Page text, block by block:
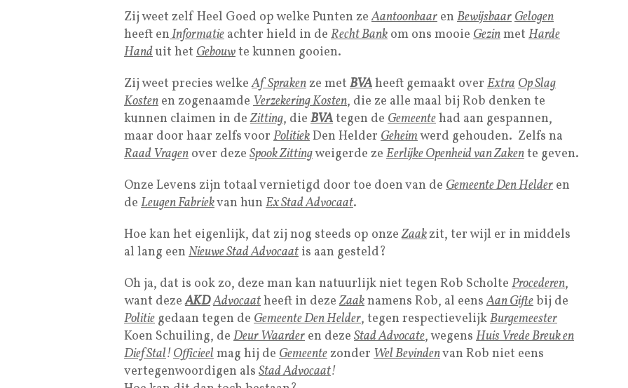
Zij weet zelf Heel Goed op welke Punten zeAantoonbaar en BewijsbaarGelogen
heeft enInformatie achter hield in de Recht Bank om ons mooie Gezinmet Harde
Handuit het Gebouwte kunnen gooien.
Zij weet precies welkeAf Sprakenze met BVAheeft gemaakt over ExtraOp Slag
Kosten en zogenaamde Verzekering Kosten, die ze alle maal bij Rob denken te
kunnen claimen in deZitting, die BVAtegen de Gemeentehad aan gespannen,
maar door haar zelfs voor PolitiekDen Helder Geheimwerd gehouden. Zelfs na
Raad Vragen over deze Spook Zittingweigerde ze Eerlijke Openheid van Zakente geven.
Onze Levens zijn totaal vernietigd door toe doen van de Gemeente Den Helder en
de Leugen Fabriekvan hun Ex Stad Advocaat.
Hoe kan het eigenlijk, dat zij nog steeds op onzeZaakzit, ter wijl er in middels
al lang een Nieuwe Stad Advocaat is aan gesteld?
Oh ja, dat is ook zo, deze man kan natuurlijk niet tegen Rob Scholte Procederen,
want dezeAKDAdvocaatheeft in dezeZaaknamens Rob, al eensAan Giftebij de
Politie gedaan tegen de Gemeente Den Helder, tegen respectievelijkBurgemeester
Koen Schuiling, de Deur Waarder en deze Stad Advocate, wegens Huis Vrede Breuk en
Dief Stal!Officieelmag hij de Gemeentezonder Wel Bevindenvan Rob niet eens
vertegenwoordigen als Stad Advocaat!